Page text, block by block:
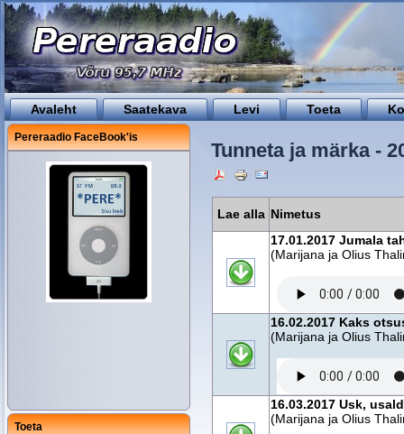
Avaleht Saatekava Levi Toeta
Pereraadio FaceBook'is
Toeta
Tunneta ja märka -
Lae alla Nimetus
17.01.2017 Jumala
(Marijana ja Olius
16.02.2017 Kaks
(Marijana ja Olius
16.03.2017 Usk,
(Marijana ja Olius